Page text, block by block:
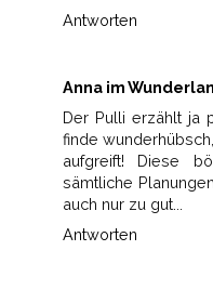
Antworten
Anna im
Der Pulli erzählt ja
finde
aufgreift! Diese
sämtliche
auch nur zu gut...
Antworten